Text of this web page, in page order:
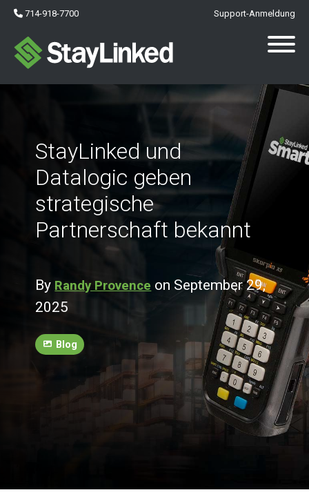
714-918-7700 Support-Anmeldung
StayLinked und
Datalogic geben
strategische
Partnerschaft bekannt
By Randy Provence on September 29,
2025
Blog